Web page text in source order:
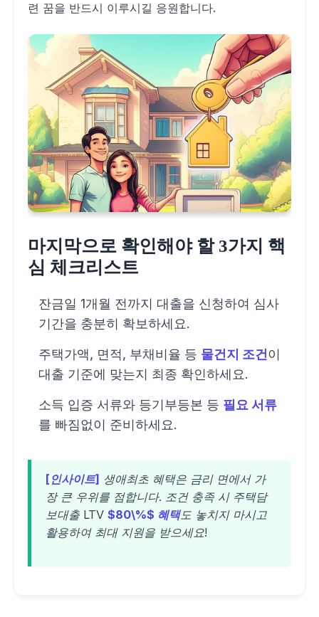
련 꿈을 반드시 이루시길 응원합니다.
마지막으로 확인해야 할 3가지 핵
심 체크리스트
잔금일 1개월 전까지 대출을 신청하여 심사
기간을 충분히 확보하세요.
주택가액, 면적, 부채비율 등 물건지 조건이
대출 기준에 맞는지 최종 확인하세요.
소득 입증 서류와 등기부등본 등 필요 서류
를 빠짐없이 준비하세요.
[인사이트] 생애최초 혜택은 금리 면에서 가
장 큰 우위를 점합니다. 조건 충족 시 주택담
보대출 LTV$80\%$ 혜택도 놓치지 마시고
활용하여 최대 지원을 받으세요!